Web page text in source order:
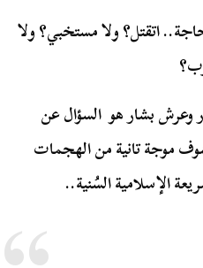
اتقتل؟ ولا مستخبي؟ ولا
وعرش بشار هو السؤال عن
موجة تانية من الهجمات
الإسلامية السُنية..